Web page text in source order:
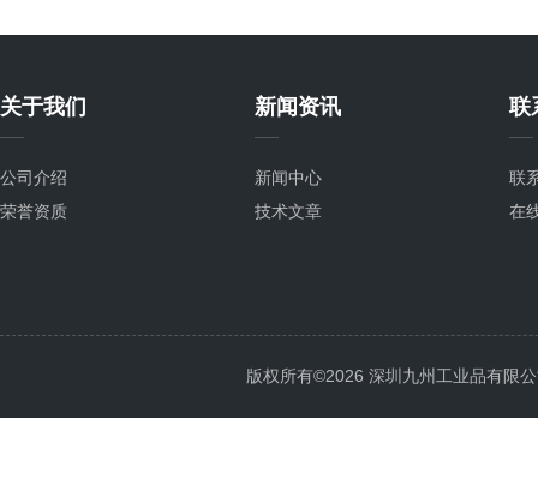
关于我们
公司介绍
荣誉资质
新闻资讯
新闻中心
技术文章
联
联
在
版权所有©2026 深圳九州工业品有限